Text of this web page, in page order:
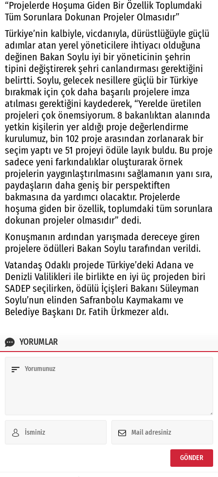
“Projelerde Hoşuma Giden Bir Özellik Toplumdaki
Tüm Sorunlara Dokunan Projeler Olmasıdır”
Türkiye’nin kalbiyle, vicdanıyla, dürüstlüğüyle güçlü
adımlar atan yerel yöneticilere ihtiyacı olduğuna
değinen Bakan Soylu iyi bir yöneticinin şehrin
tipini değiştirerek şehri canlandırması gerektiğini
belirtti. Soylu, gelecek nesillere güçlü bir Türkiye
bırakmak için çok daha başarılı projelere imza
atılması gerektiğini kaydederek, “Yerelde üretilen
projeleri çok önemsiyorum. 8 bakanlıktan alanında
yetkin kişilerin yer aldığı proje değerlendirme
kurulumuz, bin 102 proje arasından zorlanarak bir
seçim yaptı ve 51 projeyi ödüle layık buldu. Bu proje
sadece yeni farkındalıklar oluşturarak örnek
projelerin yaygınlaştırılmasını sağlamanın yanı sıra,
paydaşların daha geniş bir perspektiften
bakmasına da yardımcı olacaktır. Projelerde
hoşuma giden bir özellik, toplumdaki tüm sorunlara
dokunan projeler olmasıdır” dedi.
Konuşmanın ardından yarışmada dereceye giren
projelere ödülleri Bakan Soylu tarafından verildi.
Vatandaş Odaklı projede Türkiye’deki Adana ve
Denizli Valilikleri ile birlikte en iyi üç projeden biri
SADEP seçilirken, ödülü İçişleri Bakanı Süleyman
Soylu’nun elinden Safranbolu Kaymakamı ve
Belediye Başkanı Dr. Fatih Ürkmezer aldı.
YORUMLAR